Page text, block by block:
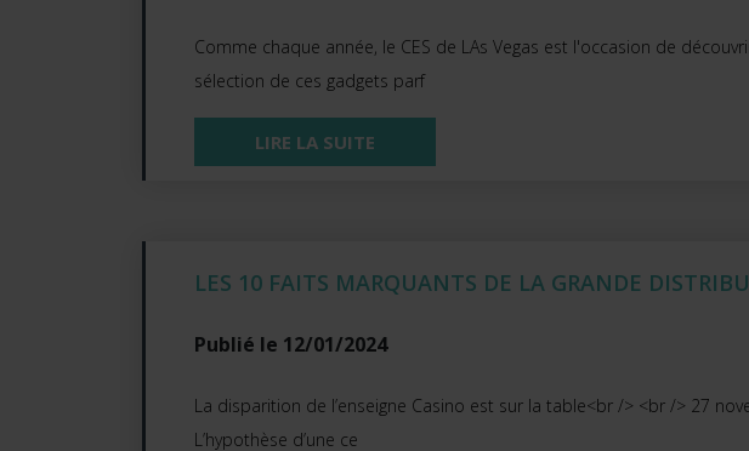
Comme chaque année, le CES de LAs Vegas est l'occasion de
sélection de ces gadgets parf
LIRE LA SUITE
LES 10 FAITS MARQUANTS DE LA GRANDE
Publié le 12/01/2024
La disparition de l’enseigne Casino est sur la table<br /> <br /> 27
L’hypothèse d’une ce